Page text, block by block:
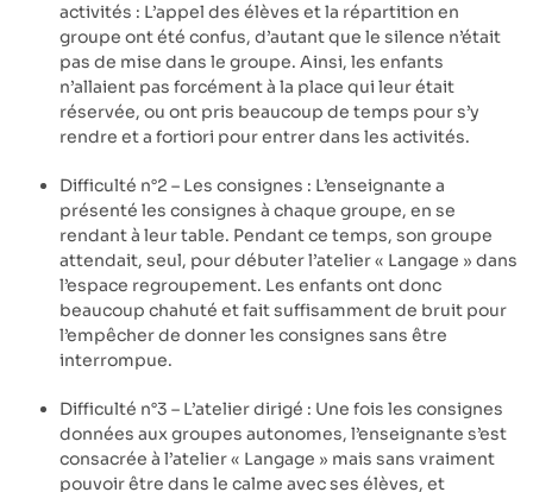
activités : L’appel des élèves et la répartition en
groupe ont été confus, d’autant que le silence n’était
pas de mise dans le groupe. Ainsi, les enfants
n’allaient pas forcément à la place qui leur était
réservée, ou ont pris beaucoup de temps pour s’y
rendre et a fortiori pour entrer dans les activités.
Difficulté n°2 – Les consignes : L’enseignante a
présenté les consignes à chaque groupe, en se
rendant à leur table. Pendant ce temps, son groupe
attendait, seul, pour débuter l’atelier « Langage » dans
l’espace regroupement. Les enfants ont donc
beaucoup chahuté et fait suffisamment de bruit pour
l’empêcher de donner les consignes sans être
interrompue.
Difficulté n°3 – L’atelier dirigé : Une fois les consignes
données aux groupes autonomes, l’enseignante s’est
consacrée à l’atelier « Langage » mais sans vraiment
pouvoir être dans le calme avec ses élèves, et